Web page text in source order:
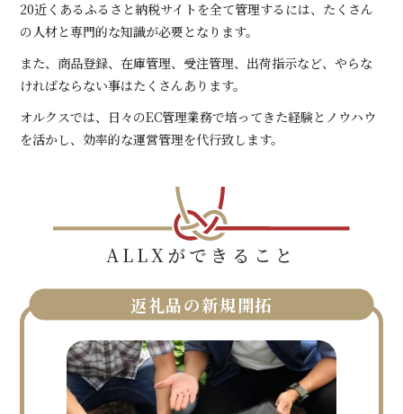
20近くあるふるさと納税サイトを全て管理するには、たくさん
の人材と専門的な知識が必要となります。
また、商品登録、在庫管理、受注管理、出荷指示など、やらな
ければならない事はたくさんあります。
オルクスでは、日々のEC管理業務で培ってきた経験とノウハウ
を活かし、効率的な運営管理を代行致します。
ALLXができること
返礼品の新規開拓